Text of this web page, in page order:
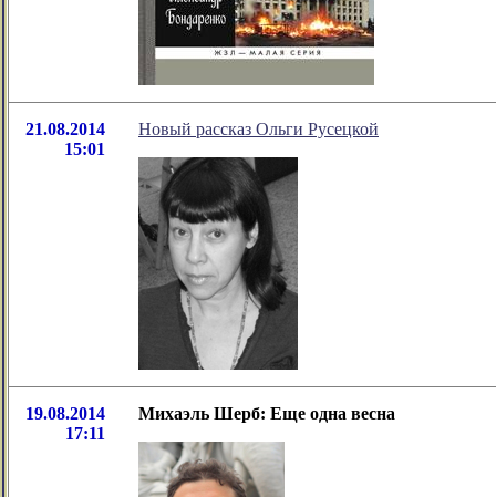
21.08.2014
15:01
Новый рассказ Ольги Русецкой
19.08.2014
17:11
Михаэль Шерб: Еще одна весна